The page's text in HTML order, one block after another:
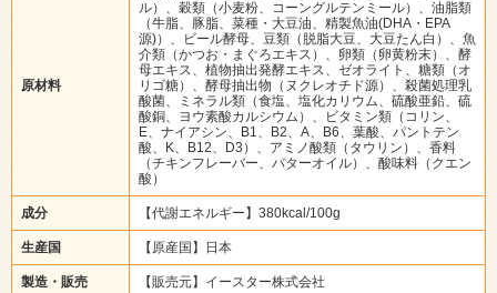
原材料
ル）、穀類（小麦粉、コーングルテンミール）、油脂類
（牛脂、豚脂、菜種・大豆油、精製魚油(DHA・EPA
源)）、ビール酵母、豆類（脱脂大豆、大豆たん白）、魚
介類（かつお・まぐろエキス）、卵類（卵黄粉末）、酵
母エキス、植物抽出発酵エキス、ゼオライト、糖類（オ
リゴ糖）、酵母抽出物（ヌクレオチド源）、殺菌処理乳
酸菌、ミネラル類（食塩、塩化カリウム、硫酸亜鉛、硫
酸銅、ヨウ素酸カルシウム）、ビタミン類（コリン、
E、ナイアシン、B1、B2、A、B6、葉酸、パントテン
酸、K、B12、D3）、アミノ酸類（タウリン）、香料
（チキンフレーバー、バターオイル）、酸味料（クエン
酸）
成分 【代謝エネルギー】380kcal/100g
生産国 【原産国】日本
製造・販売 【販売元】イースター株式会社